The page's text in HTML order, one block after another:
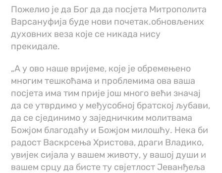
Пожелио је да Бог да да посјета Митрополита
Варсануфија буде нови почетак.обновљених
духовних веза које се никада нису
прекидале.
„А у ово наше вријеме, које је обремењено
многим тешкоћама и проблемима ова ваша
посјета има тим прије још много већи значај
да се утврдимо у међусобној братској љубави,
да се сјединимо у заједничким молитвама
Божјом благодаћу и Божјом милошћу. Нека би
радост Васкрсења Христова, драги Владико,
увијек сијала у вашем животу, у вашој души и
вашем срцу да бисте ту свјетлост Јеванђеља